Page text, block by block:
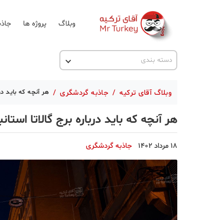
وبلاگ پروژه ها
دسته بندی
اخبار ترکیه
ترکیه گردی
جاذبه گردشگری
حقوقی
دانستنی
دکوراسیون
وبلاگ آقای ترکیه / جاذبه گردشگری / هر آنچه که باید
هر آنچه که باید درباره برج گالاتا
18 مرداد 1402 جاذبه گردشگری